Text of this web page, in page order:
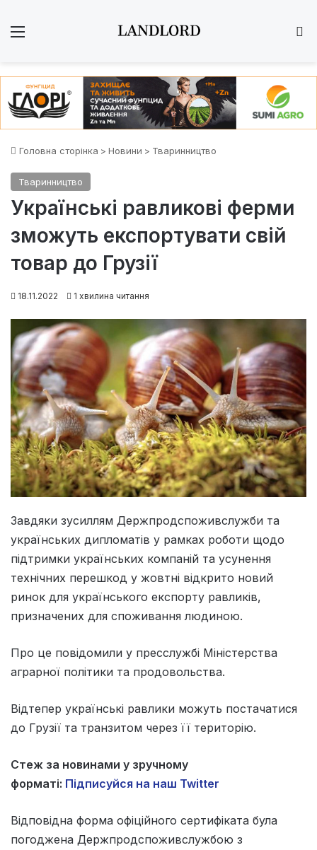
Головна сторінка > Новини > Тваринництво
Тваринництво
Українські равликові ферми
зможуть експортувати свій
товар до Грузії
18.11.2022 1 хвилина читання
Завдяки зусиллям Держпродспоживслужби та
українських дипломатів у рамках роботи щодо
підтримки українських компаній та усунення
технічних перешкод у жовтні відкрито новий
ринок для українського експорту равликів,
призначених для споживання людиною.
Про це повідомили у пресслужбі Міністерства
аграрної політики та продовольства.
Відтепер українські равлики можуть постачатися
до Грузії та транзитом через її територію.
Стеж за новинами у зручному
форматі: Підписуйся на наш Twitter
Відповідна форма офіційного сертифіката була
погоджена Держпродспоживслужбою з